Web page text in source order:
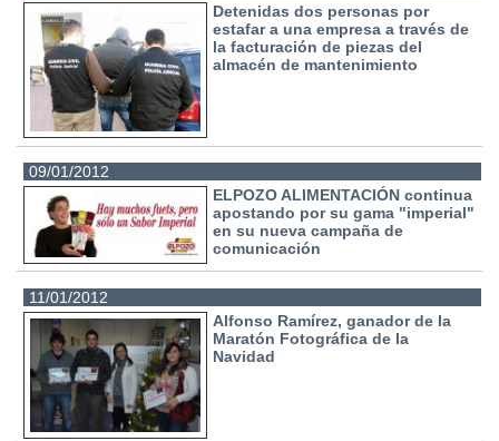
Detenidas dos personas por
estafar a una empresa a través de
la facturación de piezas del
almacén de mantenimiento
09/01/2012
ELPOZO ALIMENTACIÓN continua
apostando por su gama "imperial"
en su nueva campaña de
comunicación
11/01/2012
Alfonso Ramírez, ganador de la
Maratón Fotográfica de la
Navidad